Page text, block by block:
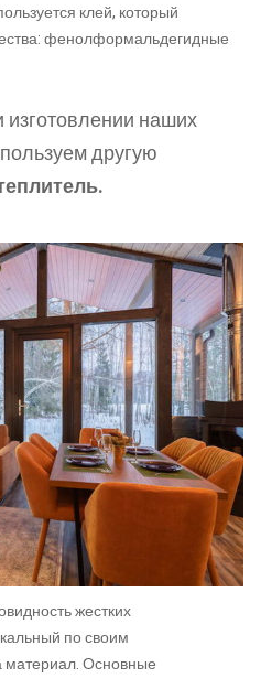
клей, который
фенолформальдегидные
наших
другую
жестких
по своим
материал. Основные